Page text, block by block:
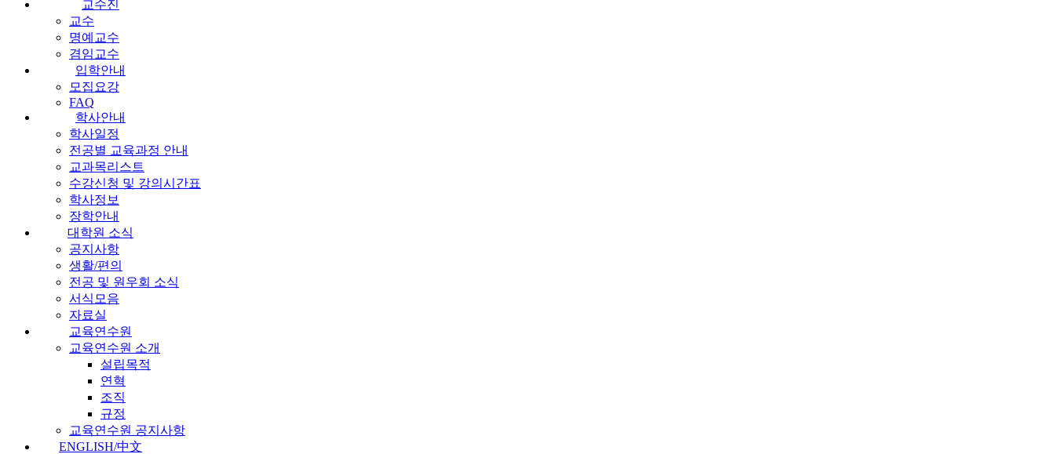
교수진
교수
명예교수
겸임교수
입학안내
모집요강
FAQ
학사안내
학사일정
전공별 교육과정 안내
교과목리스트
수강신청 및 강의시간표
학사정보
장학안내
대학원 소식
공지사항
생활/편의
전공 및 원우회 소식
서식모음
자료실
교육연수원
교육연수원 소개
설립목적
연혁
조직
규정
교육연수원 공지사항
ENGLISH/中文